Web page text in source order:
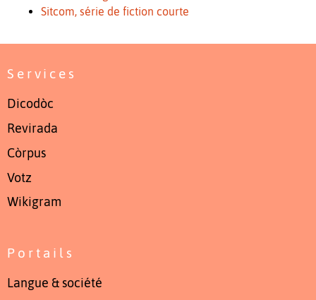
Sitcom, série de fiction courte
Services
Dicodòc
Revirada
Còrpus
Votz
Wikigram
Portails
Langue & société